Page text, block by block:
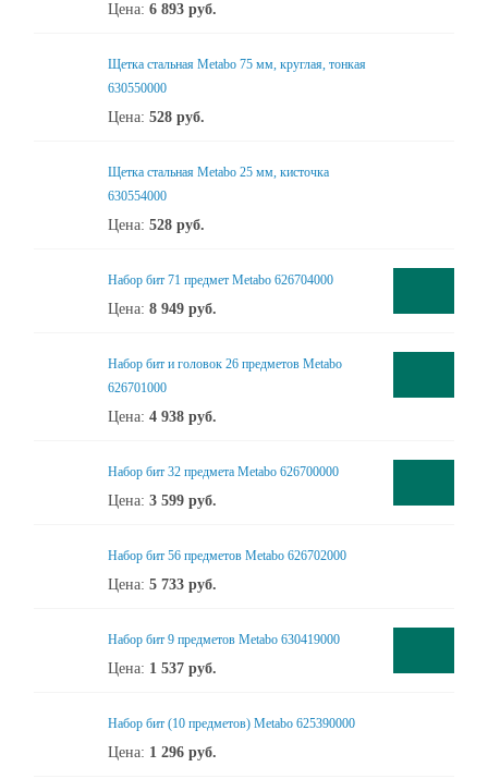
Цена: 6 893 руб.
Щетка стальная Metabo 75 мм, круглая, тонкая
630550000
Цена: 528 руб.
Щетка стальная Metabo 25 мм, кисточка
630554000
Цена: 528 руб.
Набор бит 71 предмет Metabo 626704000
Цена: 8 949 руб.
Набор бит и головок 26 предметов Metabo
626701000
Цена: 4 938 руб.
Набор бит 32 предмета Metabo 626700000
Цена: 3 599 руб.
Набор бит 56 предметов Metabo 626702000
Цена: 5 733 руб.
Набор бит 9 предметов Metabo 630419000
Цена: 1 537 руб.
Набор бит (10 предметов) Metabo 625390000
Цена: 1 296 руб.